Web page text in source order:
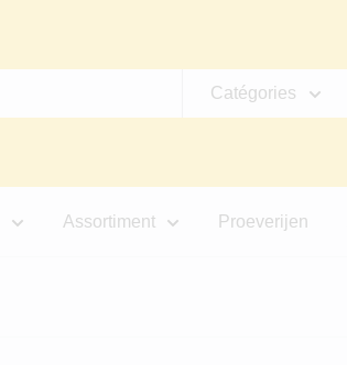
Catégories
Assortiment Proeverijen